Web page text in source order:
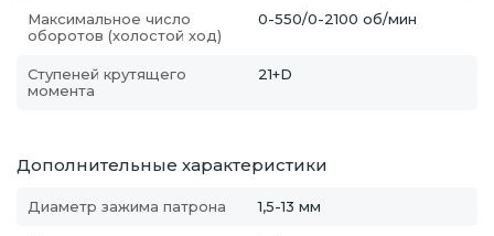
Максимальное число
оборотов (холостой ход)
0-550/0-2100 об/мин
Ступеней крутящего
момента
21+D
Дополнительные характеристики
Диаметр зажима патрона 1,5-13 мм